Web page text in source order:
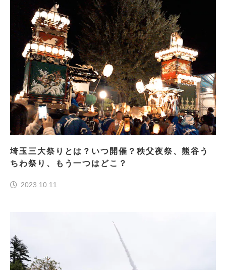
埼玉三大祭りとは？いつ開催？秩父夜祭、熊谷う
ちわ祭り、もう一つはどこ？
2023.10.11